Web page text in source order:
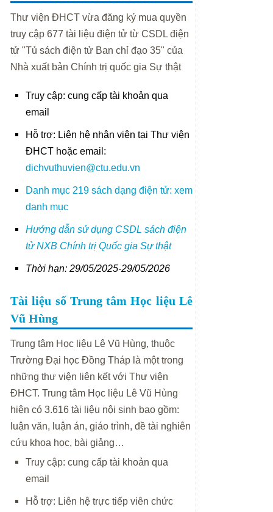
Thư viện ĐHCT vừa đăng ký mua quyền
truy cập 677 tài liệu điện tử từ CSDL điện
tử "Tủ sách điện tử Ban chỉ đạo 35" của
Nhà xuất bản Chính trị quốc gia Sự thật
Truy cập: cung cấp tài khoản qua
email
Hỗ trợ: Liên hệ nhân viên tại Thư viện
ĐHCT hoặc email:
dichvuthuvien@ctu.edu.vn
Danh mục 219 sách dạng điện tử: xem
danh mục
Hướng dẫn sử dụng CSDL sách điện
tử NXB Chính trị Quốc gia Sự thật
Thời hạn: 29/05/2025-29/05/2026
Tài liệu số Trung tâm Học liệu Lê
Vũ Hùng
Trung tâm Học liệu Lê Vũ Hùng, thuộc
Trường Đại học Đồng Tháp là một trong
những thư viện liên kết với Thư viện
ĐHCT. Trung tâm Học liệu Lê Vũ Hùng
hiện có 3.616 tài liệu nội sinh bao gồm:
luận văn, luận án, giáo trình, đề tài nghiên
cứu khoa học, bài giảng…
Truy cập: cung cấp tài khoản qua
email
Hỗ trợ: Liên hệ trực tiếp viên chức